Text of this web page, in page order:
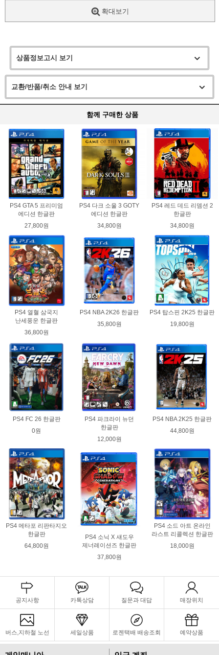
확대보기
상품정보고시 보기
교환/반품/취소 안내 보기
함께 구매한 상품
PS4 GTA 5 프리미엄
에디션 한글판
27,800원
PS4 다크 소울 3 GOTY
에디션 한글판
34,800원
PS4 레드 데드 리뎀션 2
한글판
34,800원
PS4 열혈 삼국지
난세풍운 한글판
36,800원
PS4 NBA 2K26 한글판
35,800원
PS4 탑스핀 2K25 한글판
19,800원
PS4 FC 26 한글판
0원
PS4 파크라이 뉴던
한글판
12,000원
PS4 NBA 2K25 한글판
44,800원
PS4 메타포 리판타지오
한글판
64,800원
PS4 소닉 X 섀도우
제너레이션즈 한글판
37,800원
PS4 소드 아트 온라인
라스트 리콜렉션 한글판
18,000원
공지사항 카톡상담 질문과 대답 매장위치
버스,지하철 노선 세일상품 로젠택배 배송조회 예약상품